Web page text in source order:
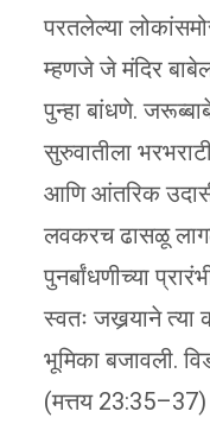
परतलेल्या
म्हणजे जे मंदिर
पुन्हा बांधणे.
सुरुवातीला
आणि आंतरिक
लवकरच ढासळू
पुनर्बांधणीच्या
स्वतः जखर्‍याने त्या
भूमिका बजावली.
(मत्तय 23:35–37)